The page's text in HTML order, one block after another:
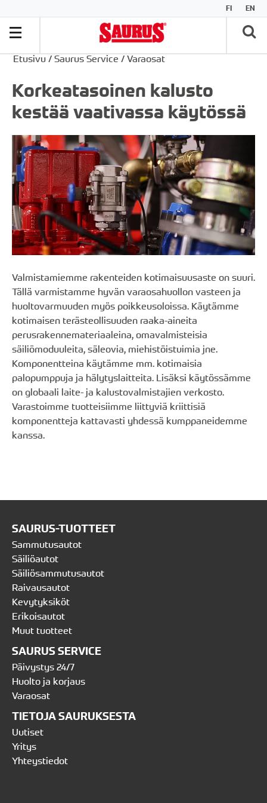
FI EN
Etusivu / Saurus Service / Varaosat
Korkeatasoinen kalusto
kestää vaativassa käytössä
Valmistamiemme rakenteiden kotimaisuusaste on suuri.
Tällä varmistamme hyvän varaosahuollon vasteen ja
huoltovarmuuden myös poikkeusoloissa. Käytämme
kotimaisen terästeollisuuden raaka-aineita
perusrakennemateriaaleina, omavalmisteisia
säiliömoduuleita, säleovia, miehistöistuimia jne.
Komponentteina käytämme mm. kotimaisia
palopumppuja ja hälytyslaitteita. Lisäksi käytössämme
on globaali laite- ja kalustovalmistajien verkosto.
Varastoimme tuotteisiimme liittyviä kriittisiä
komponentteja kattavasti yhdessä kumppaneidemme
kanssa.
SAURUS-TUOTTEET
Sammutusautot
Säiliöautot
Säiliösammutusautot
Raivausautot
Kevytyksiköt
Erikoisautot
Muut tuotteet
SAURUS SERVICE
Päivystys 24/7
Huolto ja korjaus
Varaosat
TIETOJA SAURUKSESTA
Uutiset
Yritys
Yhteystiedot